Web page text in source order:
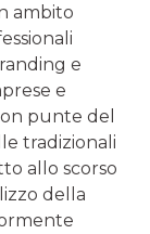
ambito
e
e
punte del
tradizionali
allo scorso
della